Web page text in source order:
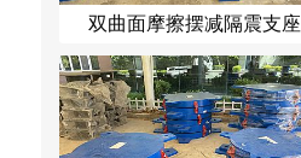
双曲面摩擦摆减隔震支座